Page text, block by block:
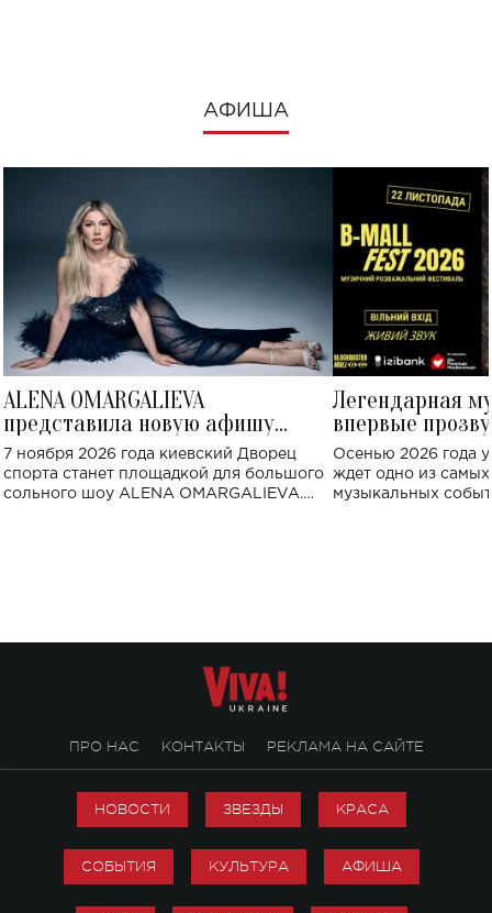
АФИША
ALENA OMARGALIEVA
представила новую афишу
большого концерта во Дворце
спорта
7 ноября 2026 года киевский Дворец
спорта станет площадкой для большого
сольного шоу ALENA OMARGALIEVA.
Легендарная
впервые
Украине: где
Осенью 2026 года
ждет одно из
музыкальных
ПРО НАС КОНТАКТЫ РЕКЛАМА НА САЙТЕ
НОВОСТИ ЗВЕЗДЫ КРАСА
СОБЫТИЯ КУЛЬТУРА АФИША